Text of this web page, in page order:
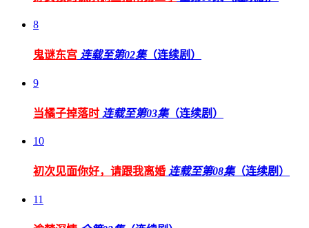
8
鬼谜东宫 连载至第02集（连续剧）
9
当橘子掉落时 连载至第03集（连续剧）
10
初次见面你好，请跟我离婚 连载至第08集（连续剧）
11